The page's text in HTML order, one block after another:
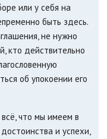
или у себя на
быть здесь.
не нужно
кто действительно
об упокоении его
что мы имеем в
и успехи,